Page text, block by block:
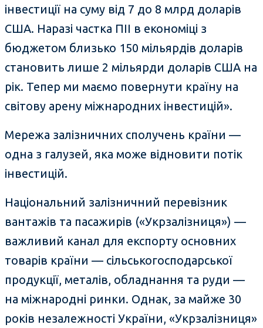
інвестиції на суму від 7 до 8 млрд доларів
США. Наразі частка ПІІ в економіці з
бюджетом близько 150 мільярдів доларів
становить лише 2 мільярди доларів США на
рік. Тепер ми маємо повернути країну на
світову арену міжнародних інвестицій».
Мережа залізничних сполучень країни —
одна з галузей, яка може відновити потік
інвестицій.
Національний залізничний перевізник
вантажів та пасажирів («Укрзалізниця») —
важливий канал для експорту основних
товарів країни — сільськогосподарської
продукції, металів, обладнання та руди —
на міжнародні ринки. Однак, за майже 30
років незалежності України, «Укрзалізниця»